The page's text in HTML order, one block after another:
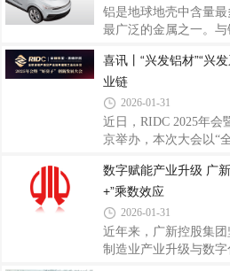
线上同步参训50余人
第一训”，更是兴发铝
深化、全员赋能的奋
筑牢管理根基、凝聚发
铝是地球地壳中含量
最广泛的金属之一。
度融入国民经济的各个
航天不可或缺的基础原
多功能性。然而，这种
质金属存在的，其生
属：铝的诞生三部曲纯
为铝土矿的沉积岩。自
来，全球铝土矿资源主
喜讯丨“兴发铝材”“兴
业链
2026-01-31
近日，RIDC 2025年会
京举办，本次大会以“
正式发布，“兴发铝材”
中国房地产产业链战略
强榜首，“兴发系统”以
国房地产产业链战略
牌”十强榜首。双重登
数字赋能产业升级 广
+”乘数效应
2026-01-31
近年来，广新控股集
制造业产业升级与数